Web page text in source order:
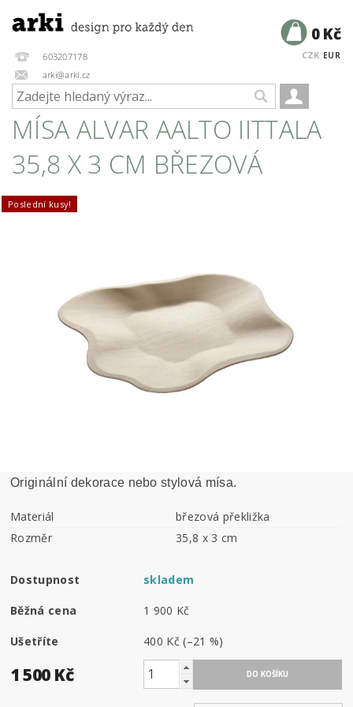
603207178
arki@arki.cz
CZK EUR
0 Kč
MÍSA ALVAR AALTO IITTALA
35,8 X 3 CM BŘEZOVÁ
Poslední kusy!
Originální dekorace nebo stylová mísa.
Materiál
březová překližka
Rozměr
35,8 x 3 cm
Dostupnost skladem
Běžná cena 1 900 Kč
Ušetříte 400 Kč(–21 %)
1 500 Kč